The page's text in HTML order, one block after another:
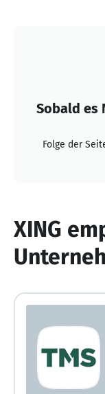
Sobald es
Folge der
XING